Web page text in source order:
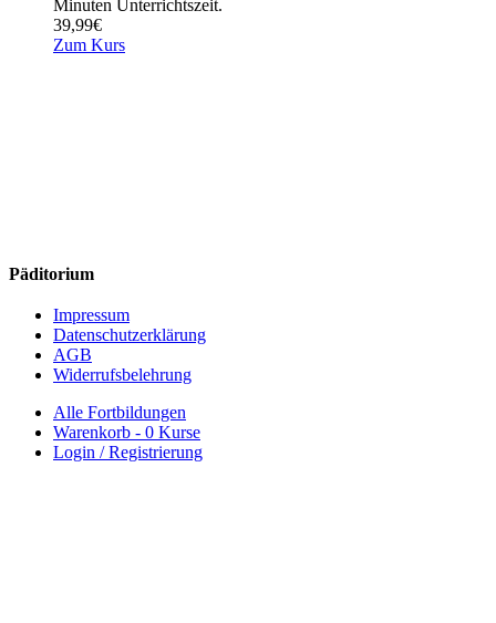
Minuten Unterrichtszeit.
39,99€
Zum Kurs
Päditorium
Impressum
Datenschutzerklärung
AGB
Widerrufsbelehrung
Alle Fortbildungen
Warenkorb - 0 Kurse
Login / Registrierung